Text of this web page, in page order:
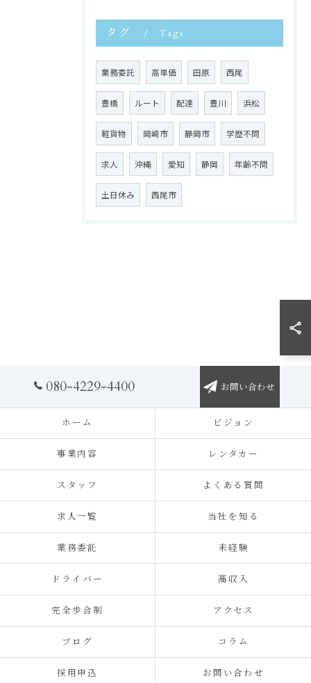
タグ Tags
業務委託 高単価 田原 西尾
豊橋 ルート 配達 豊川 浜松
軽貨物 岡崎市 静岡市 学歴不問
求人 沖縄 愛知 静岡 年齢不問
土日休み 西尾市
080-4229-4400 お問い合わせ
ホーム ビジョン
事業内容 レンタカー
スタッフ よくある質問
求人一覧 当社を知る
業務委託 未経験
ドライバー 高収入
完全歩合制 アクセス
ブログ コラム
採用申込 お問い合わせ